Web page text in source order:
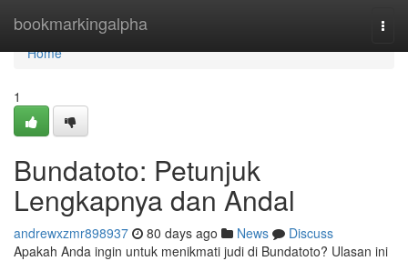
bookmarkingalpha
Home
Home
1
Bundatoto: Petunjuk
Lengkapnya dan Andal
andrewxzmr898937 80 days ago News
Discuss
Apakah Anda ingin untuk menikmati judi di Bundatoto? Ulasan ini